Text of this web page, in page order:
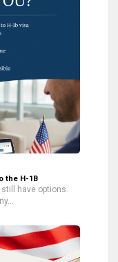
the H-1B
still have options.